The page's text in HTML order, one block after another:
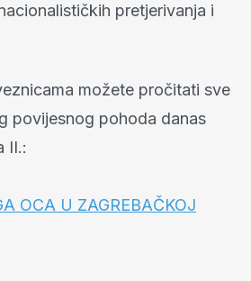
pretjerivanja i
možete pročitati sve
povijesnog pohoda danas
II.:
OCA U ZAGREBAČKOJ